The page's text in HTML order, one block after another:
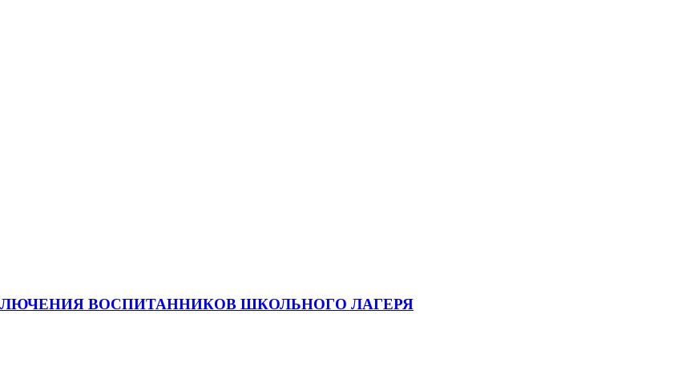
ВОСПИТАННИКОВ ШКОЛЬНОГО ЛАГЕРЯ